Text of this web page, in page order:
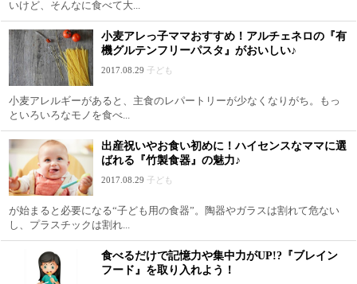
いけど、そんなに食べて大...
小麦アレっ子ママおすすめ！アルチェネロの『有
機グルテンフリーパスタ』がおいしい♪
2017.08.29 子ども
小麦アレルギーがあると、主食のレパートリーが少なくなりがち。もっ
といろいろなモノを食べ...
出産祝いやお食い初めに！ハイセンスなママに選
ばれる『竹製食器』の魅力♪
2017.08.29 子ども
が始まると必要になる“子ども用の食器”。陶器やガラスは割れて危ない
し、プラスチックは割れ...
食べるだけで記憶力や集中力がUP!?『ブレイン
フード』を取り入れよう！